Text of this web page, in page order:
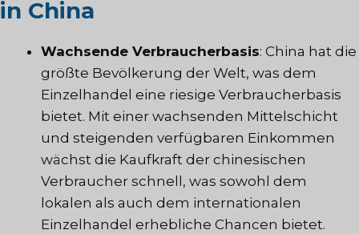
in China
Wachsende Verbraucherbasis: China hat die
größte Bevölkerung der Welt, was dem
Einzelhandel eine riesige Verbraucherbasis
bietet. Mit einer wachsenden Mittelschicht
und steigenden verfügbaren Einkommen
wächst die Kaufkraft der chinesischen
Verbraucher schnell, was sowohl dem
lokalen als auch dem internationalen
Einzelhandel erhebliche Chancen bietet.